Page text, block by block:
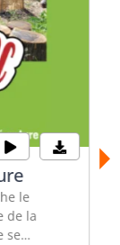
le
de la
se